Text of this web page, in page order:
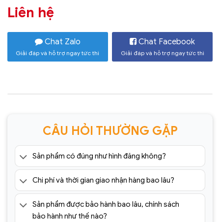
Liên hệ
Chat Zalo
Giải đáp và hỗ trợ ngay tức thì
Chat Facebook
Giải đáp và hỗ trợ ngay tức thì
CÂU HỎI THƯỜNG GẶP
Sản phẩm có đúng như hình đăng không?
Chi phí và thời gian giao nhận hàng bao lâu?
Sản phẩm được bảo hành bao lâu, chính sách
bảo hành như thế nào?